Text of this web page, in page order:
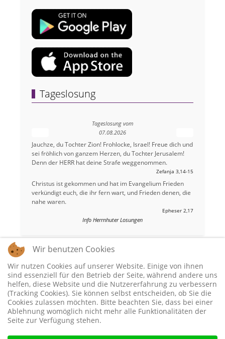
Tageslosung
Tageslosung vom
07.08.2026
Jauchze, du Tochter Zion! Frohlocke, Israel! Freue dich und
sei fröhlich von ganzem Herzen, du Tochter Jerusalem!
Denn der HERR hat deine Strafe weggenommen.
Zefanja 3,14-15
Christus ist gekommen und hat im Evangelium Frieden
verkündigt euch, die ihr fern wart, und Frieden denen, die
nahe waren.
Epheser 2,17
Info Herrnhuter Losungen
Wir benutzen Cookies
Wir nutzen Cookies auf unserer Website. Einige von ihnen
sind essenziell für den Betrieb der Seite, während andere uns
helfen, diese Website und die Nutzererfahrung zu verbessern
(Tracking Cookies). Sie können selbst entscheiden, ob Sie die
Cookies zulassen möchten. Bitte beachten Sie, dass bei einer
Ablehnung womöglich nicht mehr alle Funktionalitäten der
Seite zur Verfügung stehen.